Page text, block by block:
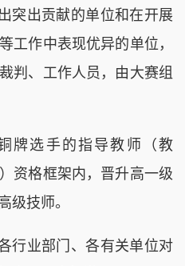
出贡献的单位和在开展
工作中表现优异的单位，
判、工作人员，由大赛组
选手的指导教师（教
资格框架内，晋升高一级
级技师。
业部门、各有关单位对